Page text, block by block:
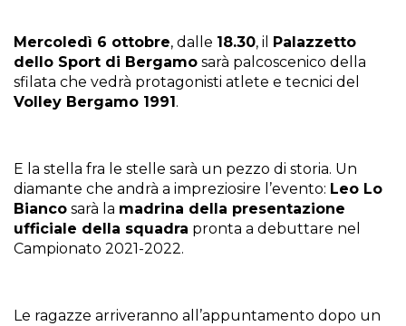
Mercoledì 6 ottobre, dalle 18.30, il Palazzetto
dello Sport di Bergamo sarà palcoscenico della
sfilata che vedrà protagonisti atlete e tecnici del
Volley Bergamo 1991.
E la stella fra le stelle sarà un pezzo di storia. Un
diamante che andrà a impreziosire l’evento: Leo Lo
Bianco sarà la madrina della presentazione
ufficiale della squadra pronta a debuttare nel
Campionato 2021-2022.
Le ragazze arriveranno all’appuntamento dopo un